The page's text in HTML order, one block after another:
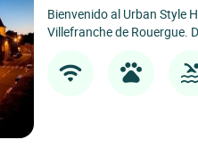
Bienvenido al Urban Style
Villefranche de Rouergue.